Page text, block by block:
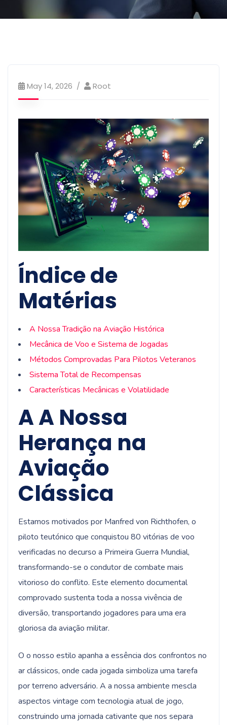
May 14, 2026 Root
Índice de
Matérias
A Nossa Tradição na Aviação Histórica
Mecânica de Voo e Sistema de Jogadas
Métodos Comprovadas Para Pilotos Veteranos
Sistema Total de Recompensas
Características Mecânicas e Volatilidade
A A Nossa
Herança na
Aviação
Clássica
Estamos motivados por Manfred von Richthofen, o
piloto teutónico que conquistou 80 vitórias de voo
verificadas no decurso a Primeira Guerra Mundial,
transformando-se o condutor de combate mais
vitorioso do conflito. Este elemento documental
comprovado sustenta toda a nossa vivência de
diversão, transportando jogadores para uma era
gloriosa da aviação militar.
O o nosso estilo apanha a essência dos confrontos no
ar clássicos, onde cada jogada simboliza uma tarefa
por terreno adversário. A a nossa ambiente mescla
aspectos vintage com tecnologia atual de jogo,
construindo uma jornada cativante que nos separa